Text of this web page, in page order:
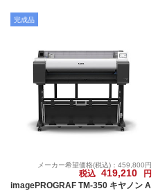
完成品
メーカー希望価格(税込)：459,800円
税込 419,210
円
imagePROGRAF TM-350 キヤノン A